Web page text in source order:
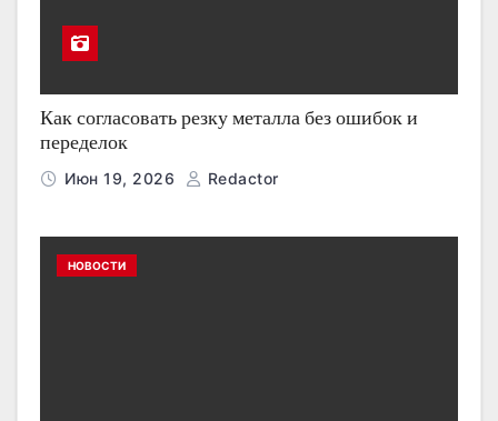
Как согласовать резку металла без ошибок и
переделок
Июн 19, 2026 Redactor
НОВОСТИ